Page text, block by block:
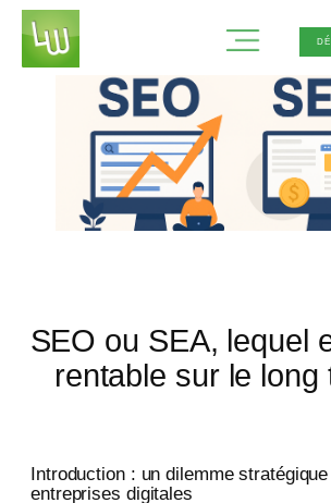
Aller
au
SEO ou SEA, lequel
rentable sur le long
Introduction : un dilemme
entreprises digitales